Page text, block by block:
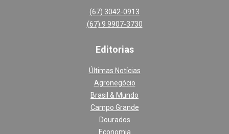
(67) 3042-0913
(67) 9 9907-3730
Editorias
Últimas Notícias
Agronegócio
Brasil & Mundo
Campo Grande
Dourados
Economia